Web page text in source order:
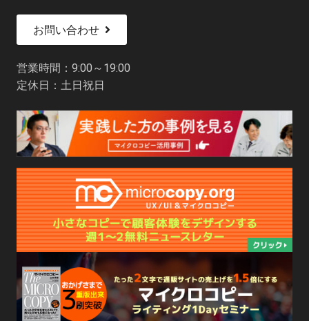
お問い合わせ
営業時間：9:00～19:00
定休日：土日祝日